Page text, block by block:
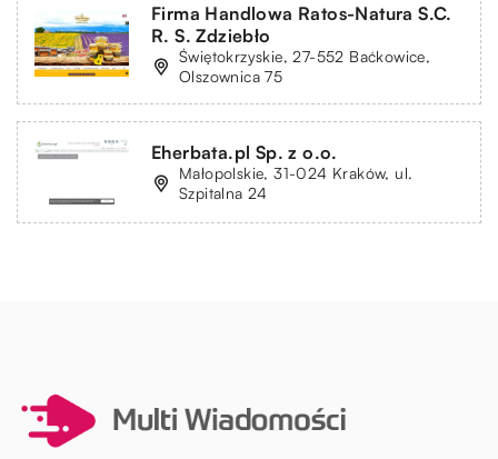
Firma Handlowa Ratos-Natura S.C.
R. S. Zdziebło
Świętokrzyskie, 27-552 Baćkowice,
Olszownica 75
Eherbata.pl Sp. z o.o.
Małopolskie, 31-024 Kraków, ul.
Szpitalna 24